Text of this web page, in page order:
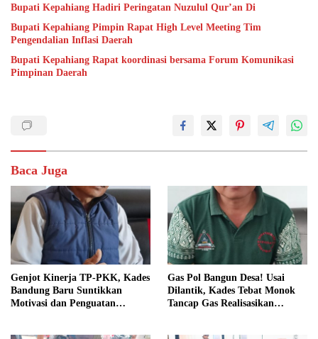
Bupati Kepahiang Hadiri Peringatan Nuzulul Qur’an Di
Bupati Kepahiang Pimpin Rapat High Level Meeting Tim
Pengendalian Inflasi Daerah
Bupati Kepahiang Rapat koordinasi bersama Forum Komunikasi
Pimpinan Daerah
Baca Juga
Genjot Kinerja TP-PKK, Kades
Bandung Baru Suntikkan
Motivasi dan Penguatan
Gas Pol Bangun Desa! Usai
Dilantik, Kades Tebat Monok
Tancap Gas Realisasikan